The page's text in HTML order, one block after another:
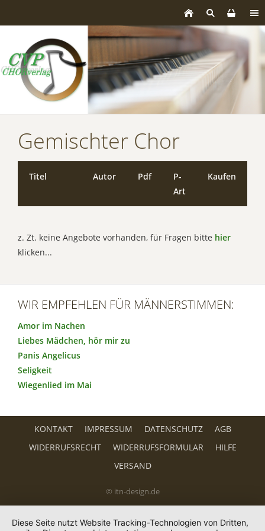
Gemischter Chor
Titel Autor Pdf
P-
Art
Kaufen
z. Zt. keine Angebote vorhanden, für Fragen bitte hier
klicken...
WIR EMPFEHLEN FÜR MÄNNERSTIMMEN:
Amor im Nachen
Liebes Mädchen, hör mir zu
Panis Angelicus
Seligkeit
Wiegenlied im Mai
KONTAKT IMPRESSUM DATENSCHUTZ
AGB
WIDERRUFSRECHT
WIDERRUFSFORMULAR
HILFE
VERSAND
© itn-design.de
Diese Seite nutzt Website Tracking-Technologien von Dritten,